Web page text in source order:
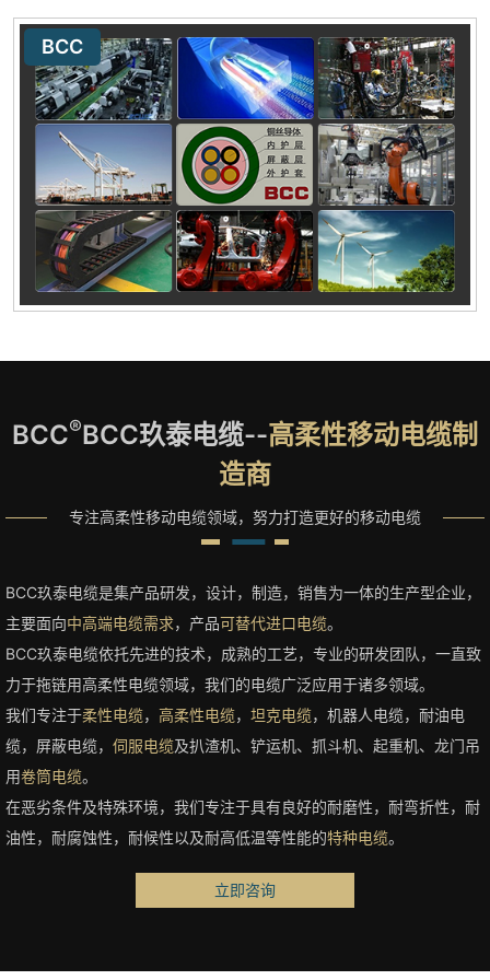
BCC
BCC®BCC玖泰电缆--高柔性移动电缆制
造商
专注高柔性移动电缆领域，努力打造更好的移动电缆
BCC玖泰电缆是集产品研发，设计，制造，销售为一体的生产型企业，
主要面向中高端电缆需求，产品可替代进口电缆。
BCC玖泰电缆依托先进的技术，成熟的工艺，专业的研发团队，一直致
力于拖链用高柔性电缆领域，我们的电缆广泛应用于诸多领域。
我们专注于柔性电缆， 高柔性电缆， 坦克电缆，机器人电缆，耐油电
缆，屏蔽电缆， 伺服电缆及扒渣机、铲运机、抓斗机、起重机、龙门吊
用卷筒电缆。
在恶劣条件及特殊环境，我们专注于具有良好的耐磨性，耐弯折性，耐
油性，耐腐蚀性，耐候性以及耐高低温等性能的特种电缆。
立即咨询